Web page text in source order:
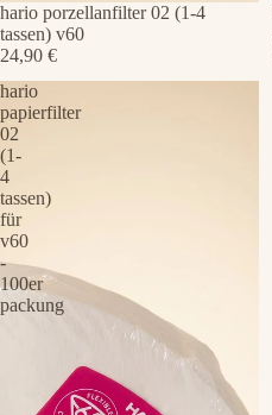
hario porzellanfilter 02 (1-4
tassen) v60
24,90 €
hario
papierfilter
02
(1-
4
tassen)
für
v60
-
100er
packung